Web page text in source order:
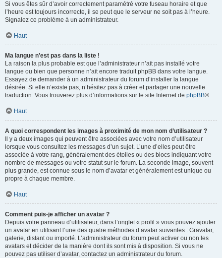
Si vous êtes sûr d’avoir correctement paramétré votre fuseau horaire et que
l’heure est toujours incorrecte, il se peut que le serveur ne soit pas à l’heure.
Signalez ce problème à un administrateur.
Haut
Ma langue n’est pas dans la liste !
La raison la plus probable est que l’administrateur n’ait pas installé votre
langue ou bien que personne n’ait encore traduit phpBB dans votre langue.
Essayez de demander à un administrateur du forum d’installer la langue
désirée. Si elle n’existe pas, n’hésitez pas à créer et partager une nouvelle
traduction. Vous trouverez plus d’informations sur le site Internet de phpBB®.
Haut
A quoi correspondent les images à proximité de mon nom d’utilisateur ?
Il y a deux images qui peuvent être associées avec votre nom d’utilisateur
lorsque vous consultez les messages d’un sujet. L’une d’elles peut être
associée à votre rang, généralement des étoiles ou des blocs indiquant votre
nombre de messages ou votre statut sur le forum. La seconde image, souvent
plus grande, est connue sous le nom d’avatar et généralement est unique ou
propre à chaque membre.
Haut
Comment puis-je afficher un avatar ?
Depuis votre panneau d’utilisateur, dans l’onglet « profil » vous pouvez ajouter
un avatar en utilisant l’une des quatre méthodes d’avatar suivantes : Gravatar,
galerie, distant ou importé. L’administrateur du forum peut activer ou non les
avatars et décider de la manière dont ils sont mis à disposition. Si vous ne
pouvez pas utiliser d’avatar, contactez un administrateur du forum.